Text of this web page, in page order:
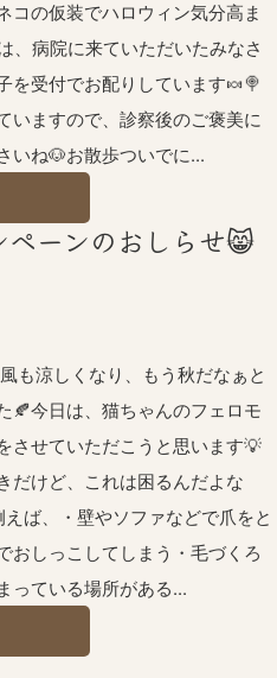
コの仮装でハロウィン気分高ま
、病院に来ていただいたみなさ
を受付でお配りしています🍬🍭
いますので、診察後のご褒美に
いね🐶お散歩ついでに...
ペーンのおしらせ😸
も涼しくなり、もう秋だなぁと
🍂今日は、猫ちゃんのフェロモ
させていただこうと思います💡
だけど、これは困るんだよな
ば、・壁やソファなどで爪をと
おしっこしてしまう・毛づくろ
っている場所がある...